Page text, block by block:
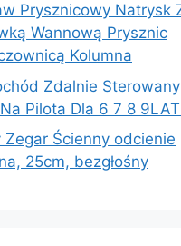
Prysznicowy Natrysk
Wannową Prysznic
Kolumna
Zdalnie Sterowany
Pilota Dla 6 7 8
Zegar Ścienny odcienie
25cm, bezgłośny